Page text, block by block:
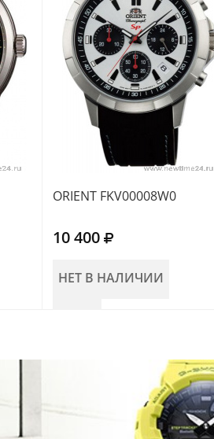
ORIENT FKV00008W0
10 400
НЕТ В НАЛИЧИИ